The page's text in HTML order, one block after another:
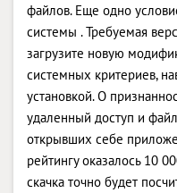
файлов. Еще одно
системы . Требуемая
загрузите новую
системных критериев,
установкой. О
удаленный доступ и
открывших себе
рейтингу оказалось 10
скачка точно будет